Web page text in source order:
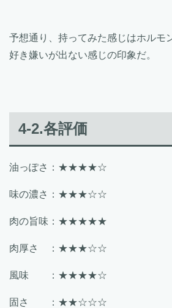
予想通り、持ってみた感じはホルモ
好き嫌いが出ない感じの印象だ。
4-2.各評価
油っぽさ：★★★★☆
味の濃さ：★★★☆☆
肉の旨味：★★★★★
肉厚さ ：★★★☆☆
風味 ：★★★★☆
固さ ：★★☆☆☆